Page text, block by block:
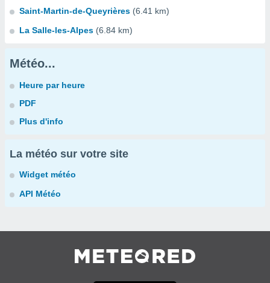
Saint-Martin-de-Queyrières (6.41 km)
La Salle-les-Alpes (6.84 km)
Météo...
Heure par heure
PDF
Plus d'info
La météo sur votre site
Widget météo
API Météo